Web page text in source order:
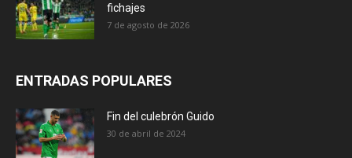
fichajes
7 de agosto de 2026
ENTRADAS POPULARES
Fin del culebrón Guido
30 de abril de 2024